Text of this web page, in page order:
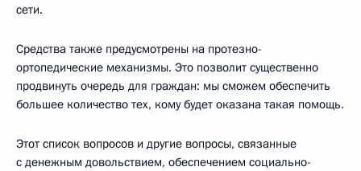
сети.
Средства также предусмотрены на протезно-
ортопедические механизмы. Это позволит существенно
продвинуть очередь для граждан: мы сможем обеспечить
большее количество тех, кому будет оказана такая помощь.
Этот список вопросов и другие вопросы, связанные
с денежным довольствием, обеспечением социально-